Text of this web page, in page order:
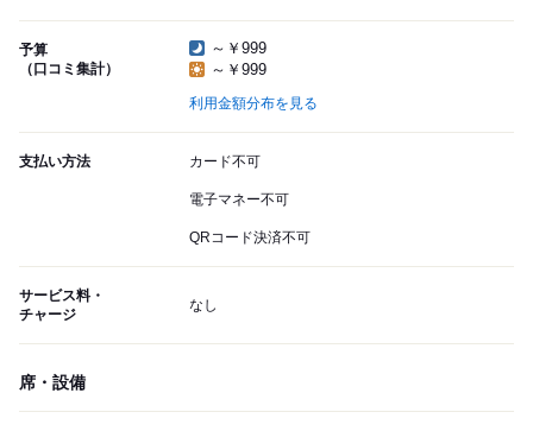
予算
（口コミ集計）
～￥999
～￥999
利用金額分布を見る
支払い方法 カード不可
電子マネー不可
QRコード決済不可
サービス料・
チャージ
なし
席・設備